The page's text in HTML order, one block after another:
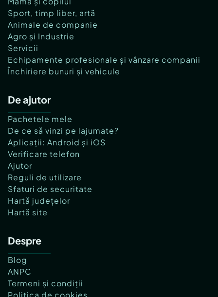
Sport, timp liber, artă
Animale de companie
Agro și Industrie
Servicii
Echipamente profesionale și vânzare companii
Închiriere bunuri și vehicule
De ajutor
Pachetele mele
De ce să vinzi pe lajumate?
Aplicații: Android și iOS
Verificare telefon
Ajutor
Reguli de utilizare
Sfaturi de securitate
Hartă județelor
Hartă site
Despre
Blog
ANPC
Termeni și condiții
Politica de cookies